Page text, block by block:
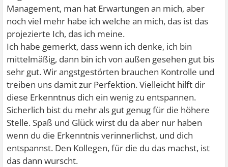
Management, man hat Erwartungen an mich, aber
noch viel mehr habe ich welche an mich, das ist das
projezierte Ich, das ich meine.
Ich habe gemerkt, dass wenn ich denke, ich bin
mittelmäßig, dann bin ich von außen gesehen gut bis
sehr gut. Wir angstgestörten brauchen Kontrolle und
treiben uns damit zur Perfektion. Vielleicht hilft dir
diese Erkenntnus dich ein wenig zu entspannen.
Sicherlich bist du mehr als gut genug für die höhere
Stelle. Spaß und Glück wirst du da aber nur haben
wenn du die Erkenntnis verinnerlichst, und dich
entspannst. Den Kollegen, für die du das machst, ist
das dann wurscht.